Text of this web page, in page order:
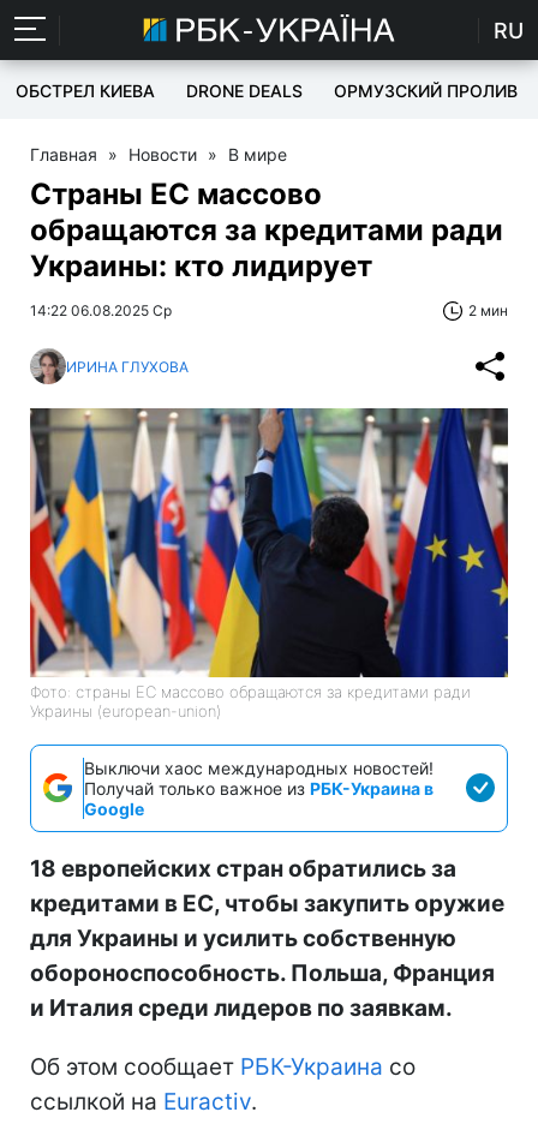
RU
ОБСТРЕЛ КИЕВА DRONE DEALS ОРМУЗСКИЙ ПРОЛИВ
Главная » Новости » В мире
Страны ЕС массово
обращаются за кредитами ради
Украины: кто лидирует
14:22 06.08.2025 Ср 2 мин
ИРИНА ГЛУХОВА
Фото: страны ЕС массово обращаются за кредитами ради
Украины (european-union)
Выключи хаос международных новостей!
Получай только важное из РБК-Украина в
Google
18 европейских стран обратились за
кредитами в ЕС, чтобы закупить оружие
для Украины и усилить собственную
обороноспособность. Польша, Франция
и Италия среди лидеров по заявкам.
Об этом сообщает РБК-Украина со
ссылкой на Euractiv.